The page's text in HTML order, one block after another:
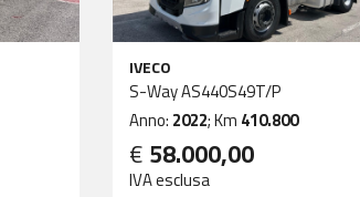
IVECO
S-Way AS440S49T/P
Anno: 2022; Km 410.800
€ 58.000,00
IVA esclusa